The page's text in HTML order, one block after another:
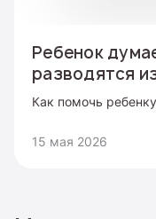
Ребенок
разводятся
Как помочь
15 мая 2026